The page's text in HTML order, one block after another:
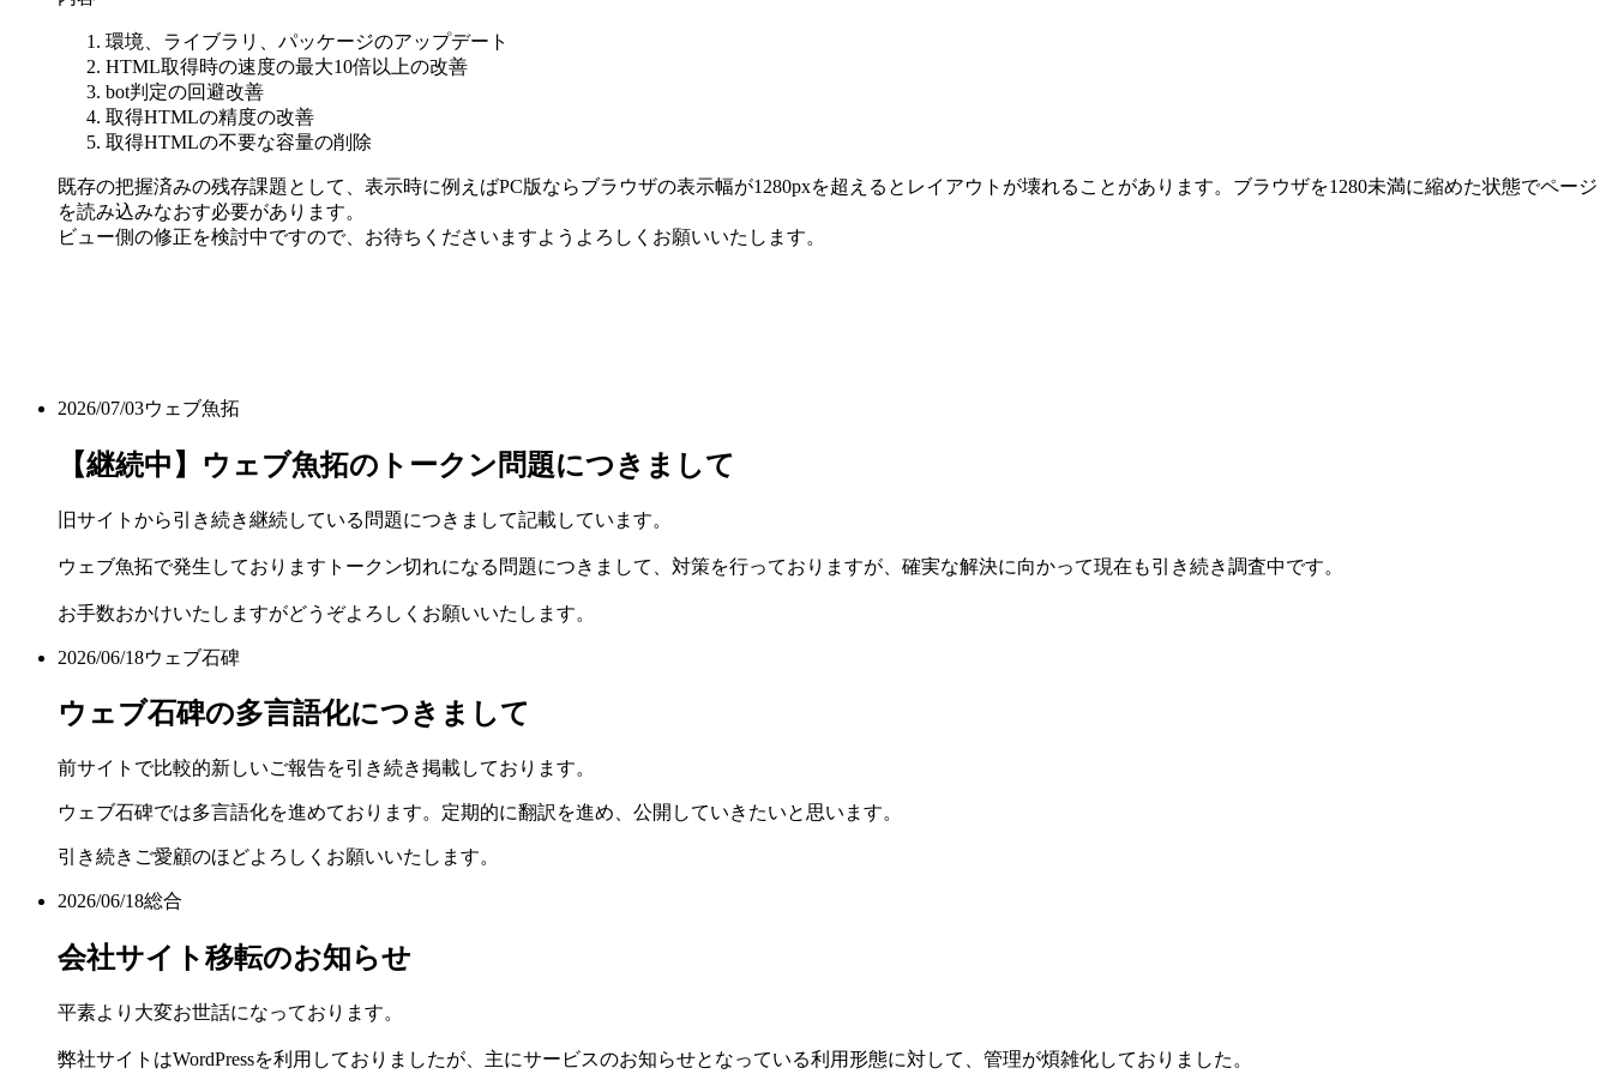
環境、ライブラリ、パッケージのアップデート
HTML取得時の速度の最大10倍以上の改善
bot判定の回避改善
取得HTMLの精度の改善
取得HTMLの不要な容量の削除
既存の把握済みの残存課題として、表示時に例えばPC版ならブラウザの表示幅が1280pxを超えるとレイアウトが壊れることがあります。ブラウザを1280未満に縮めた状態でページ
を読み込みなおす必要があります。
ビュー側の修正を検討中ですので、お待ちくださいますようよろしくお願いいたします。
2026/07/03ウェブ魚拓
【継続中】ウェブ魚拓のトークン問題につきまして
旧サイトから引き続き継続している問題につきまして記載しています。
ウェブ魚拓で発生しておりますトークン切れになる問題につきまして、対策を行っておりますが、確実な解決に向かって現在も引き続き調査中です。
お手数おかけいたしますがどうぞよろしくお願いいたします。
2026/06/18ウェブ石碑
ウェブ石碑の多言語化につきまして
前サイトで比較的新しいご報告を引き続き掲載しております。
ウェブ石碑では多言語化を進めております。定期的に翻訳を進め、公開していきたいと思います。
引き続きご愛顧のほどよろしくお願いいたします。
2026/06/18総合
会社サイト移転のお知らせ
平素より大変お世話になっております。
弊社サイトはWordPressを利用しておりましたが、主にサービスのお知らせとなっている利用形態に対して、管理が煩雑化しておりました。